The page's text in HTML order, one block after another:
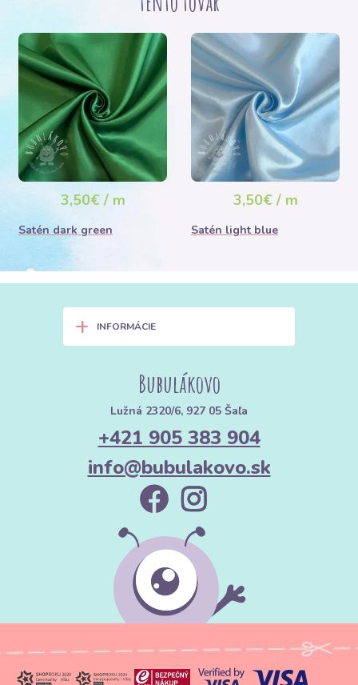
3,50€ / m
Satén dark green
3,50€ / m
Satén light blue
+ INFORMÁCIE
Bubulákovo
Lužná 2320/6, 927 05 Šaľa
+421 905 383 904
info@bubulakovo.sk